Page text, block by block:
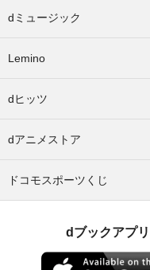
dミュージック
Lemino
dヒッツ
dアニメストア
ドコモスポーツくじ
dブックアプ